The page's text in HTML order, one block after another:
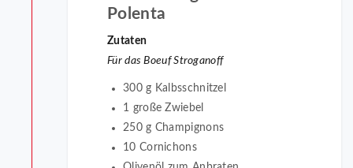
Polenta
Zutaten
Für das Boeuf Stroganoff
300 g Kalbsschnitzel
1 große Zwiebel
250 g Champignons
10 Cornichons